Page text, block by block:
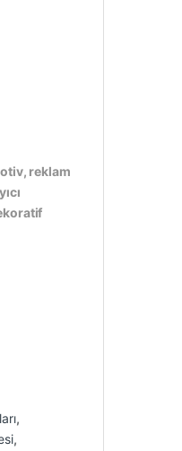
reklam
,
,